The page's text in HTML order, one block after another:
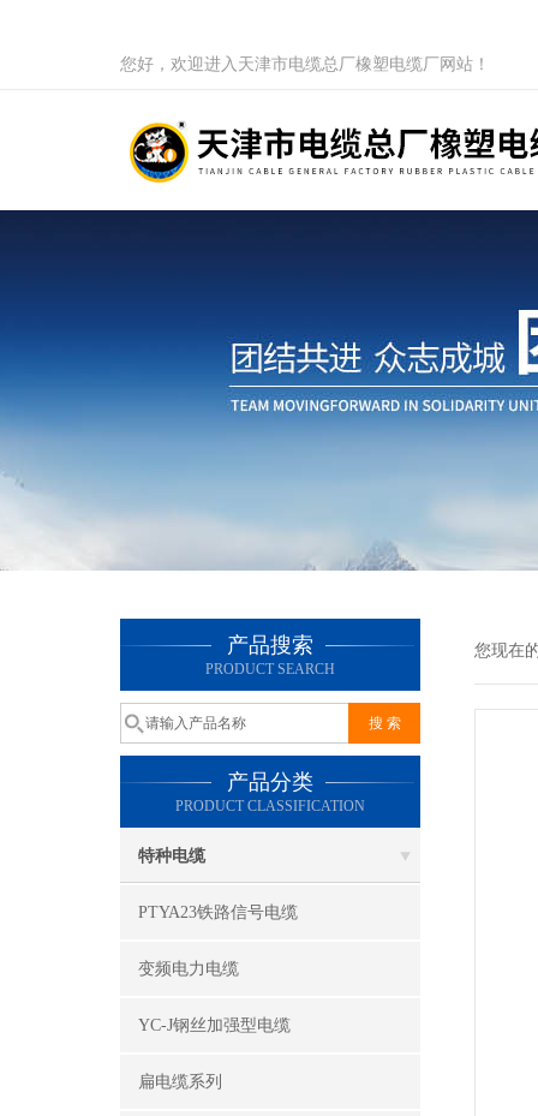
您好，欢迎进入天津市电缆总厂橡塑电缆厂网站！
产品搜索
PRODUCT SEARCH
产品分类
PRODUCT CLASSIFICATION
特种电缆
PTYA23铁路信号电缆
变频电力电缆
YC-J钢丝加强型电缆
扁电缆系列
您现在